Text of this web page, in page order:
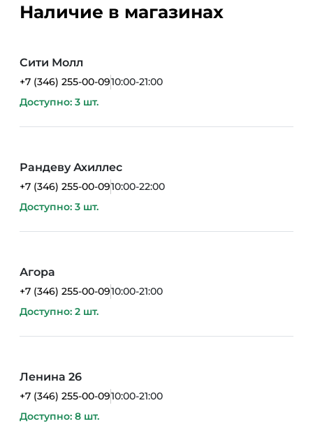
Наличие в магазинах
Сити Молл
+7 (346) 255-00-0910:00-21:00
Доступно: 3 шт.
Рандеву Ахиллес
+7 (346) 255-00-0910:00-22:00
Доступно: 3 шт.
Агора
+7 (346) 255-00-0910:00-21:00
Доступно: 2 шт.
Ленина 26
+7 (346) 255-00-0910:00-21:00
Доступно: 8 шт.